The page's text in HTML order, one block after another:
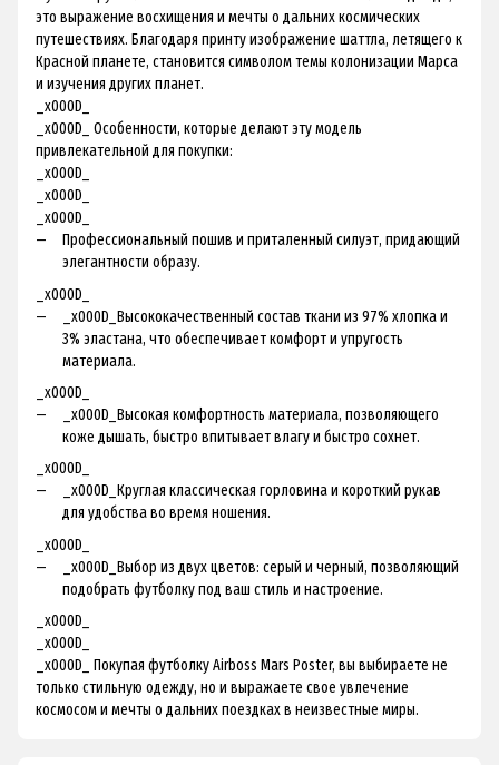
это выражение восхищения и мечты о дальних космических
путешествиях. Благодаря принту изображение шаттла, летящего к
Красной планете, становится символом темы колонизации Марса
и изучения других планет.
_x000D_
_x000D_ Особенности, которые делают эту модель
привлекательной для покупки:
_x000D_
_x000D_
_x000D_
Профессиональный пошив и приталенный силуэт, придающий
элегантности образу.
_x000D_
_x000D_Высококачественный состав ткани из 97% хлопка и
3% эластана, что обеспечивает комфорт и упругость
материала.
_x000D_
_x000D_Высокая комфортность материала, позволяющего
коже дышать, быстро впитывает влагу и быстро сохнет.
_x000D_
_x000D_Круглая классическая горловина и короткий рукав
для удобства во время ношения.
_x000D_
_x000D_Выбор из двух цветов: серый и черный, позволяющий
подобрать футболку под ваш стиль и настроение.
_x000D_
_x000D_
_x000D_ Покупая футболку Airboss Mars Poster, вы выбираете не
только стильную одежду, но и выражаете свое увлечение
космосом и мечты о дальних поездках в неизвестные миры.